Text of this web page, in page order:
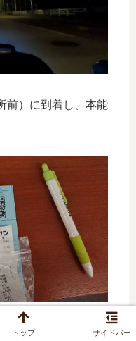
前）に到着し、本能
トップ サイドバー